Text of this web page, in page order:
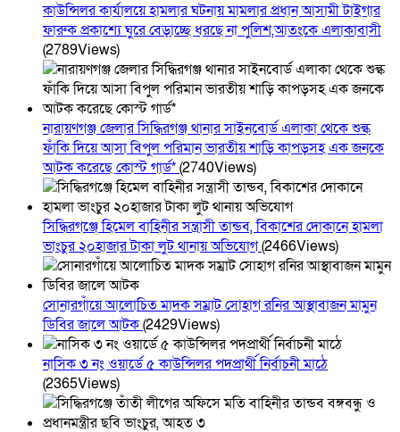
কাউন্সিলর কার্যালয়ে হামলার ঘটনায় মামলার প্রধান আসামী টাইগার
ফারুক প্রকাশ্যে ঘুরে বেড়াচ্ছে ধরছে না পুলিশ,আতংকে এলাকাবাসী
(2789Views)
নারায়ণগঞ্জ জেলার সিদ্ধিরগঞ্জ থানার সাইনবোর্ড এলাকা থেকে শুল্ক
ফাঁকি দিয়ে আসা বিপুল পরিমান ভারতীয় শাড়ি কাপড়সহ এক জনকে
আটক করেছে কোস্ট গার্ড*(2740Views)
সিদ্ধিরগঞ্জে হিমেল বাহিনীর সন্ত্রাসী তান্ডব, বিকাশের দোকানে হামলা
ভাংচুর ২০হাজার টাকা লুট থানায় অভিযোগ(2466Views)
সোনারগাঁয়ে আলোচিত মাদক সম্রাট সোহাগ রনির আস্থাবাজন মামুন
ডিবির জালে আটক(2429Views)
নাসিক ৩ নং ওয়ার্ডে ৫ কাউন্সিলর পদপ্রার্থী নির্বাচনী মাঠে
(2365Views)